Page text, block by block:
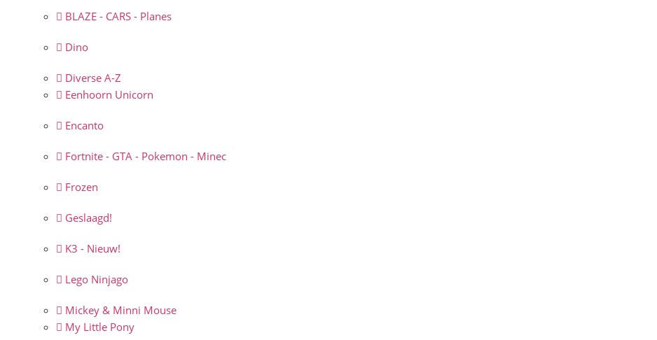
BLAZE - CARS - Planes
Dino
Diverse A-Z
Eenhoorn Unicorn
Encanto
Fortnite - GTA - Pokemon - Minec
Frozen
Geslaagd!
K3 - Nieuw!
Lego Ninjago
Mickey & Minni Mouse
My Little Pony